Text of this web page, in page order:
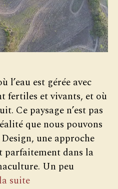
l’eau est gérée avec
fertiles et vivants, et où
Ce paysage n’est pas
que nous pouvons
une approche
parfaitement dans la
Un peu
suite